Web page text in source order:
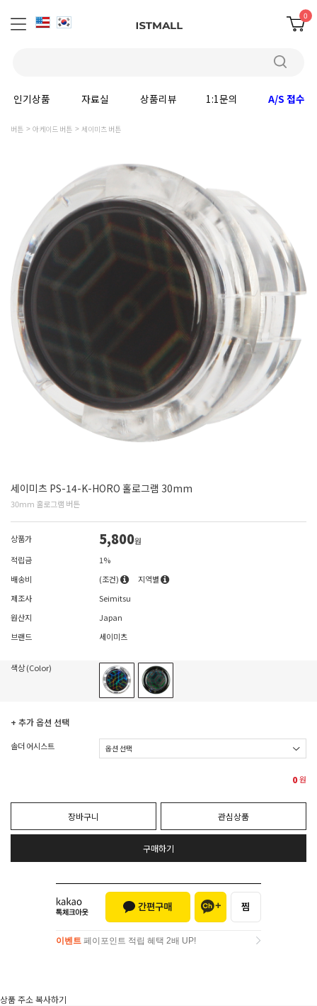
0
인기상품 자료실 상품리뷰 1:1문의 A/S 접수
버튼 아케이드 버튼 세이미츠 버튼
세이미츠 PS-14-K-HORO 홀로그램 30mm
30mm 홀로그램 버튼
상품가 5,800원
적립금
1%
배송비
(조건)
지역별
제조사
Seimitsu
원산지
Japan
브랜드
세이미츠
색상 (Color)
+ 추가 옵션 선택
솔더 어시스트
0원
장바구니 관심상품
구매하기
이벤트 페이포인트 적립 혜택 2배 UP!
상품 주소 복사하기